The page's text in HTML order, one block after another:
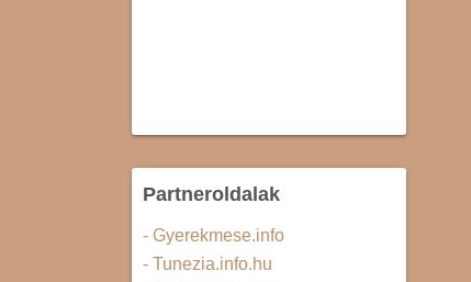
Partneroldalak
- Gyerekmese.info
- Tunezia.info.hu